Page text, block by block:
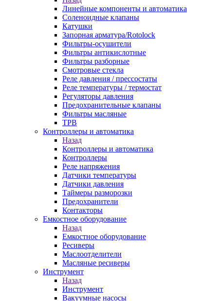
Линейные компоненты и автоматика
Соленоидные клапаны
Катушки
Запорная арматура/Rotolock
Фильтры-осушители
Фильтры антикислотные
Фильтры разборные
Смотровые стекла
Реле давления / прессостаты
Реле температуры / термостат
Регуляторы давления
Предохранительные клапаны
Фильтры масляные
ТРВ
Контроллеры и автоматика
Назад
Контроллеры и автоматика
Контроллеры
Реле напряжения
Датчики температуры
Датчики давления
Таймеры разморозки
Предохранители
Контакторы
Емкостное оборудование
Назад
Емкостное оборудование
Ресиверы
Маслоотделители
Масляные ресиверы
Инструмент
Назад
Инструмент
Вакуумные насосы